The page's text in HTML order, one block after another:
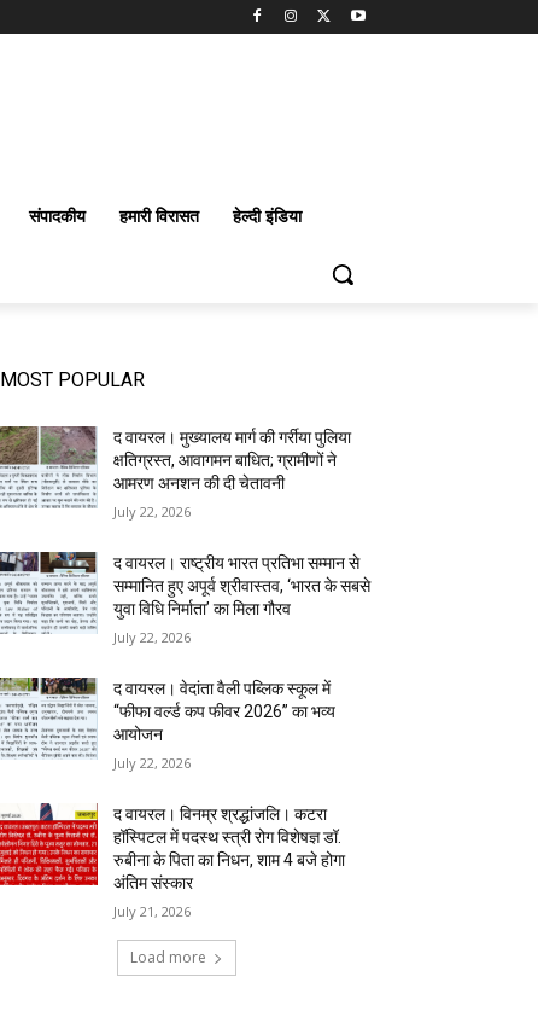
संपादकीय हमारी विरासत हेल्दी इंडिया
MOST POPULAR
द वायरल। मुख्यालय मार्ग की गर्रीया पुलिया
क्षतिग्रस्त, आवागमन बाधित; ग्रामीणों ने
आमरण अनशन की दी चेतावनी
July 22, 2026
द वायरल। राष्ट्रीय भारत प्रतिभा सम्मान से
सम्मानित हुए अपूर्व श्रीवास्तव, ‘भारत के सबसे
युवा विधि निर्माता’ का मिला गौरव
July 22, 2026
द वायरल। वेदांता वैली पब्लिक स्कूल में
“फीफा वर्ल्ड कप फीवर 2026” का भव्य
आयोजन
July 22, 2026
द वायरल। विनम्र श्रद्धांजलि। कटरा
हॉस्पिटल में पदस्थ स्त्री रोग विशेषज्ञ डॉ.
रुबीना के पिता का निधन, शाम 4 बजे होगा
अंतिम संस्कार
July 21, 2026
Load more